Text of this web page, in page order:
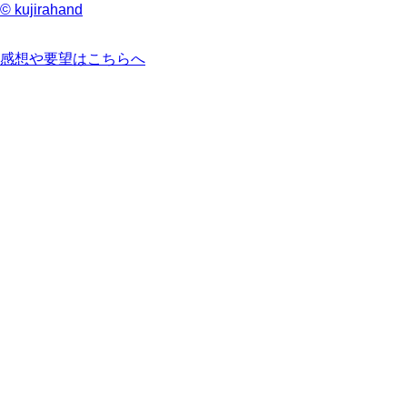
© kujirahand
感想や要望はこちらへ